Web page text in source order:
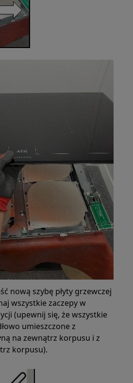
nową szybę płyty grzewczej
wszystkie zaczepy w
(upewnij się, że wszystkie
umieszczone z
na zewnątrz korpusu i z
korpusu).